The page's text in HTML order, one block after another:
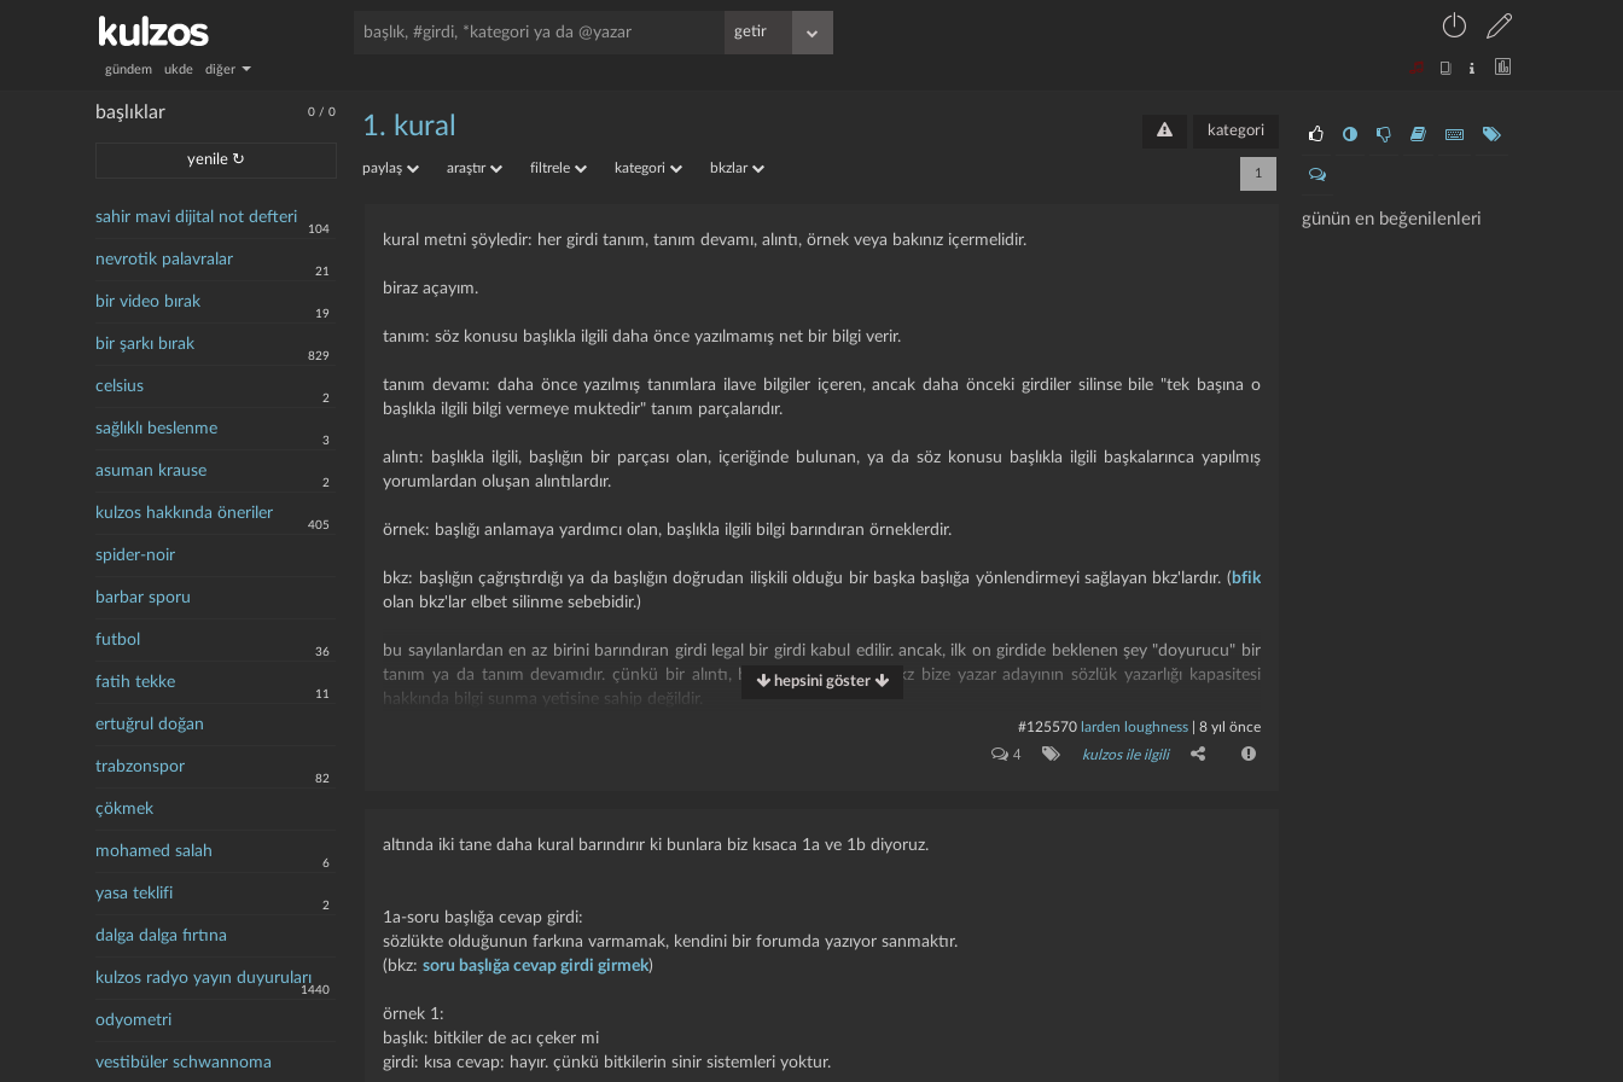
gündem ukde diğer
0 /0
başlıklar
yenile ↻
sahir mavi dijital not defteri
104
nevrotik palavralar
21
bir video bırak
19
bir şarkı bırak
829
celsius
2
sağlıklı beslenme
3
asuman krause
2
kulzos hakkında öneriler
405
spider-noir
barbar sporu
futbol
36
fatih tekke
11
ertuğrul doğan
trabzonspor
82
çökmek
mohamed salah
6
yasa teklifi
2
dalga dalga fırtına
kulzos radyo yayın duyuruları
1440
odyometri
vestibüler schwannoma
günün en beğenilenleri
1. kural kategori
paylaş araştır filtrele kategori bkzlar 1
kural metni şöyledir: her girdi tanım, tanım devamı, alıntı, örnek veya bakınız içermelidir.
biraz açayım.
tanım: söz konusu başlıkla ilgili daha önce yazılmamış net bir bilgi verir.
tanım devamı: daha önce yazılmış tanımlara ilave bilgiler içeren, ancak daha önceki girdiler silinse bile "tek başına o
başlıkla ilgili bilgi vermeye muktedir" tanım parçalarıdır.
alıntı: başlıkla ilgili, başlığın bir parçası olan, içeriğinde bulunan, ya da söz konusu başlıkla ilgili başkalarınca yapılmış
yorumlardan oluşan alıntılardır.
örnek: başlığı anlamaya yardımcı olan, başlıkla ilgili bilgi barındıran örneklerdir.
bkz: başlığın çağrıştırdığı ya da başlığın doğrudan ilişkili olduğu bir başka başlığa yönlendirmeyi sağlayan bkz'lardır. ( bfik
olan bkz'lar elbet silinme sebebidir.)
bu sayılanlardan en az birini barındıran girdi legal bir girdi kabul edilir. ancak, ilk on girdide beklenen şey "doyurucu" bir
tanım ya da tanım devamıdır. çünkü bir alıntı, bir örnek ya da bir bkz bize yazar adayının sözlük yazarlığı kapasitesi
hakkında bilgi sunma yetisine sahip değildir.
"en sevdiğim şey, dün gittiğim yer, kitaplığımda duran kitap, arşivimde duran film, görmeyi planladığım mekan,
yazmaktan öteye gidemiyorsa kural dahilinde sözlüğü trollediği düşüncesini yarattığı için 2,400,000 saat ceza alabilir.
hepsini göster
#125570 larden loughness| 8 yıl önce
4 kulzos ile ilgili
altında iki tane daha kural barındırır ki bunlara biz kısaca 1a ve 1b diyoruz.
1a-soru başlığa cevap girdi:
sözlükte olduğunun farkına varmamak, kendini bir forumda yazıyor sanmaktır.
(bkz:soru başlığa cevap girdi girmek)
örnek 1:
başlık: bitkiler de acı çeker mi
girdi: kısa cevap: hayır. çünkü bitkilerin sinir sistemleri yoktur.